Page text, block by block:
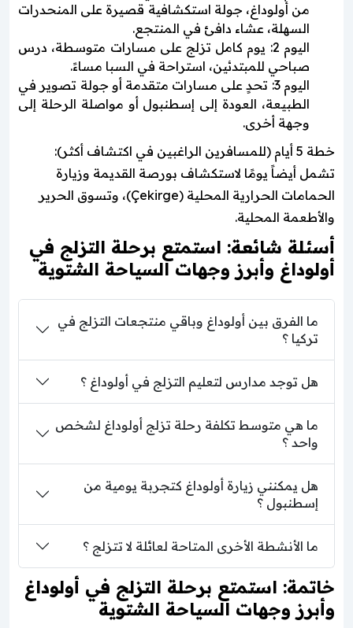
من أولوداغ، جولة استكشافية قصيرة على المنحدرات
السهلة، عشاء دافئ في المنتجع.
اليوم 2: يوم كامل تزلج على مسارات متوسطة، درس
صباحي للمبتدئين، استراحة في السبا مساءً.
اليوم 3: تحدٍ على مسارات متقدمة أو جولة تصوير في
الطبيعة، العودة إلى إسطنبول أو مواصلة الرحلة إلى
وجهة أخرى.
خطة 5 أيام (للمسافرين الراغبين في اكتشاف أكثر):
تشمل أيضاً يومًا لاستكشاف بورصة القديمة وزيارة
الحمامات الحرارية المحلية (Çekirge)، وتسوق الحرير
والأطعمة المحلية.
أسئلة شائعة: استمتع برحلة التزلج في
أولوداغ وأبرز وجهات السياحة الشتوية
ما الفرق بين أولوداغ وباقي منتجعات التزلج في
تركيا ؟
هل توجد مدارس لتعليم التزلج في أولوداغ ؟
ما هي متوسط تكلفة رحلة تزلج أولوداغ لشخص
واحد ؟
هل يمكنني زيارة أولوداغ كتجربة يومية من
إسطنبول ؟
ما الأنشطة الأخرى المتاحة لعائلة لا تتزلج ؟
خاتمة: استمتع برحلة التزلج في أولوداغ
وأبرز وجهات السياحة الشتوية